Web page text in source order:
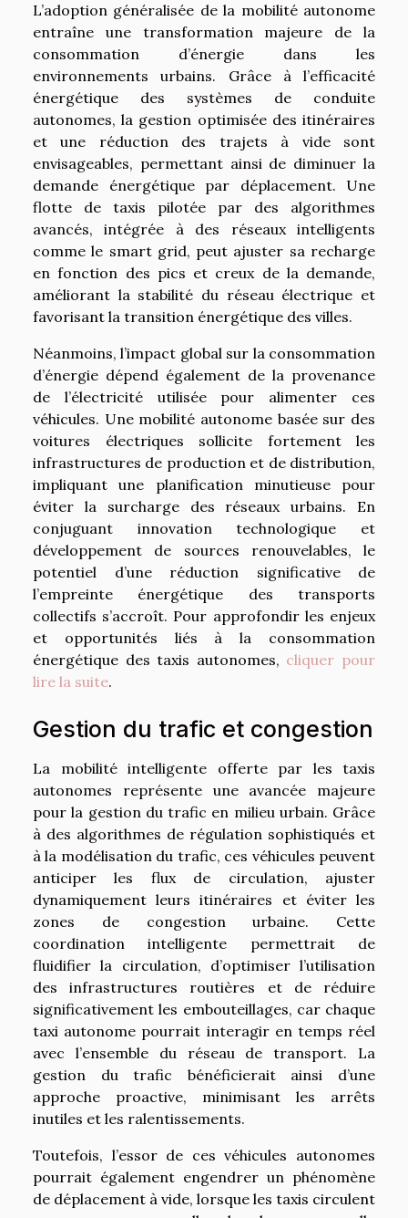
L’adoption généralisée de la mobilité autonome
entraîne une transformation majeure de la
consommation d’énergie dans les
environnements urbains. Grâce à l’efficacité
énergétique des systèmes de conduite
autonomes, la gestion optimisée des itinéraires
et une réduction des trajets à vide sont
envisageables, permettant ainsi de diminuer la
demande énergétique par déplacement. Une
flotte de taxis pilotée par des algorithmes
avancés, intégrée à des réseaux intelligents
comme le smart grid, peut ajuster sa recharge
en fonction des pics et creux de la demande,
améliorant la stabilité du réseau électrique et
favorisant la transition énergétique des villes.
Néanmoins, l’impact global sur la consommation
d’énergie dépend également de la provenance
de l’électricité utilisée pour alimenter ces
véhicules. Une mobilité autonome basée sur des
voitures électriques sollicite fortement les
infrastructures de production et de distribution,
impliquant une planification minutieuse pour
éviter la surcharge des réseaux urbains. En
conjuguant innovation technologique et
développement de sources renouvelables, le
potentiel d’une réduction significative de
l’empreinte énergétique des transports
collectifs s’accroît. Pour approfondir les enjeux
et opportunités liés à la consommation
énergétique des taxis autonomes, cliquer pour
lire la suite.
Gestion du trafic et congestion
La mobilité intelligente offerte par les taxis
autonomes représente une avancée majeure
pour la gestion du trafic en milieu urbain. Grâce
à des algorithmes de régulation sophistiqués et
à la modélisation du trafic, ces véhicules peuvent
anticiper les flux de circulation, ajuster
dynamiquement leurs itinéraires et éviter les
zones de congestion urbaine. Cette
coordination intelligente permettrait de
fluidifier la circulation, d’optimiser l’utilisation
des infrastructures routières et de réduire
significativement les embouteillages, car chaque
taxi autonome pourrait interagir en temps réel
avec l’ensemble du réseau de transport. La
gestion du trafic bénéficierait ainsi d’une
approche proactive, minimisant les arrêts
inutiles et les ralentissements.
Toutefois, l’essor de ces véhicules autonomes
pourrait également engendrer un phénomène
de déplacement à vide, lorsque les taxis circulent